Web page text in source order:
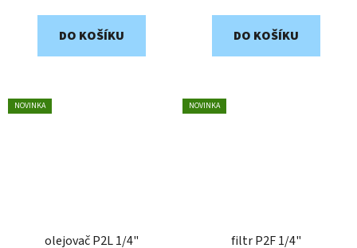
DO KOŠÍKU DO KOŠÍKU
NOVINKA
olejovač P2L 1/4"
NOVINKA
filtr P2F 1/4"